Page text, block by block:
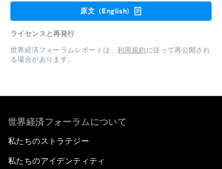
原文（English)
ライセンスと再発行
世界経済フォーラムレポートは、 利用規約に従って再公開され
る場合があります。
世界経済フォーラムについて
私たちのストラテジー
私たちのアイデンティティ